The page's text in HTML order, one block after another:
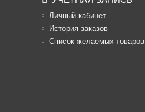
Личный кабинет
История заказов
Список желаемых товаров